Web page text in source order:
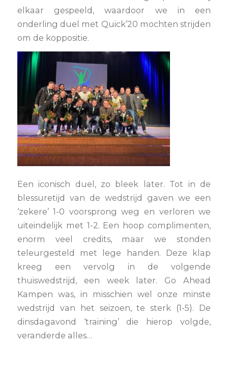
elkaar gespeeld, waardoor we in een
onderling duel met Quick’20 mochten strijden
om de koppositie.
Een iconisch duel, zo bleek later. Tot in de
blessuretijd van de wedstrijd gaven we een
‘zekere’ 1-0 voorsprong weg en verloren we
uiteindelijk met 1-2. Een hoop complimenten,
enorm veel credits, maar we stonden
teleurgesteld met lege handen. Deze klap
kreeg een vervolg in de volgende
thuiswedstrijd, een week later. Go Ahead
Kampen was, in misschien wel onze minste
wedstrijd van het seizoen, te sterk (1-5). De
dinsdagavond ‘training’ die hierop volgde,
veranderde alles…